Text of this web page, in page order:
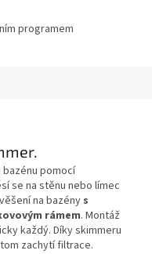
programem
pomocí
se na stěnu nebo límec
na bazény s
rámem. Montáž
každý. Díky skimmeru
zachytí filtrace.